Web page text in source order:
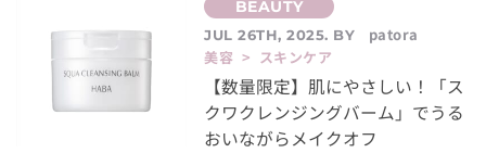
JUL 26TH, 2025. BY
patora
美容 > スキンケア
【数量限定】肌にやさしい！「ス
クワクレンジングバーム」でうる
おいながらメイクオフ